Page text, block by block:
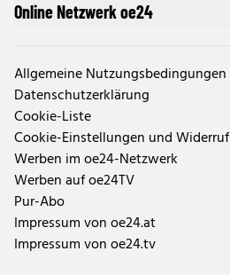
Online Netzwerk oe24
Allgemeine Nutzungsbedingungen
Datenschutzerklärung
Cookie-Liste
Cookie-Einstellungen und Widerruf
Werben im oe24-Netzwerk
Werben auf oe24TV
Pur-Abo
Impressum von oe24.at
Impressum von oe24.tv